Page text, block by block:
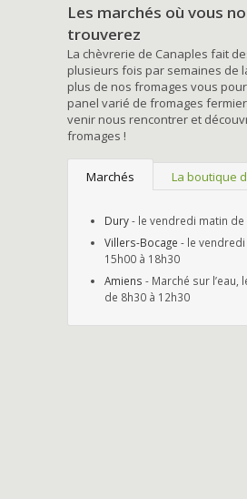
Les marchés où vous
trouverez
La chèvrerie de Canaples fait
plusieurs fois par semaines de
plus de nos fromages vous
panel varié de fromages fermier
venir nous rencontrer et
fromages !
Marchés La boutique
Dury- le vendredi matin de
Villers-Bocage - le
15h00 à 18h30
Amiens - Marché sur l’eau,
de 8h30 à 12h30